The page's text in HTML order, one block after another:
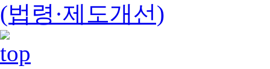
(법령·제도개선)